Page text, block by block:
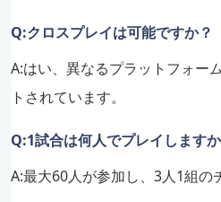
Q:クロスプレイは可能ですか？
A:はい、異なるプラットフォー
トされています。
Q:1試合は何人でプレイします
A:最大60人が参加し、3人1組の